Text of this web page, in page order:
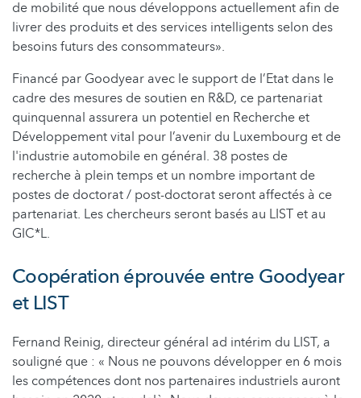
de mobilité que nous développons actuellement afin de
livrer des produits et des services intelligents selon des
besoins futurs des consommateurs».
Financé par Goodyear avec le support de l’Etat dans le
cadre des mesures de soutien en R&D, ce partenariat
quinquennal assurera un potentiel en Recherche et
Développement vital pour l’avenir du Luxembourg et de
l'industrie automobile en général. 38 postes de
recherche à plein temps et un nombre important de
postes de doctorat / post-doctorat seront affectés à ce
partenariat. Les chercheurs seront basés au LIST et au
GIC*L.
Coopération éprouvée entre Goodyear
et LIST
Fernand Reinig, directeur général ad intérim du LIST, a
souligné que : « Nous ne pouvons développer en 6 mois
les compétences dont nos partenaires industriels auront